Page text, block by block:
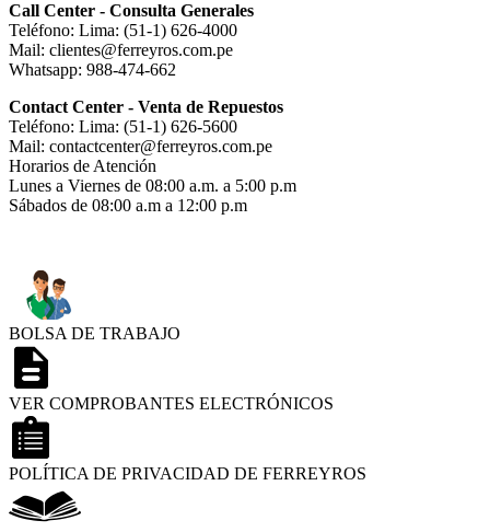
Call Center - Consulta Generales
Teléfono: Lima: (51-1) 626-4000
Mail: clientes@ferreyros.com.pe
Whatsapp: 988-474-662
Contact Center - Venta de Repuestos
Teléfono: Lima: (51-1) 626-5600
Mail: contactcenter@ferreyros.com.pe
Horarios de Atención
Lunes a Viernes de 08:00 a.m. a 5:00 p.m
Sábados de 08:00 a.m a 12:00 p.m
BOLSA DE TRABAJO
VER COMPROBANTES ELECTRÓNICOS
POLÍTICA DE PRIVACIDAD DE FERREYROS